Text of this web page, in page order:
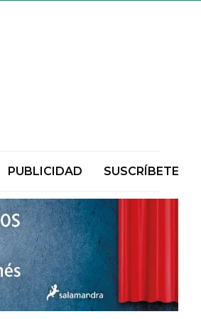
PUBLICIDAD SUSCRÍBETE